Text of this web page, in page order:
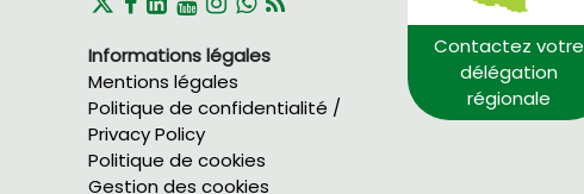
Contactez votre
délégation
régionale
Informations légales
Mentions légales
Politique de confidentialité /
Privacy Policy
Politique de cookies
Gestion des cookies